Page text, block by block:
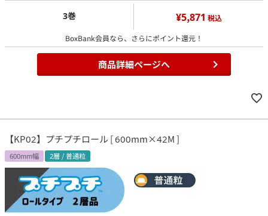
3巻 ¥5,871 税込
BoxBank会員なら、さらにポイント還元！
商品詳細ページへ
【KP02】プチプチロール [ 600mm×42M ]
600mm幅 2層 / 普通粒